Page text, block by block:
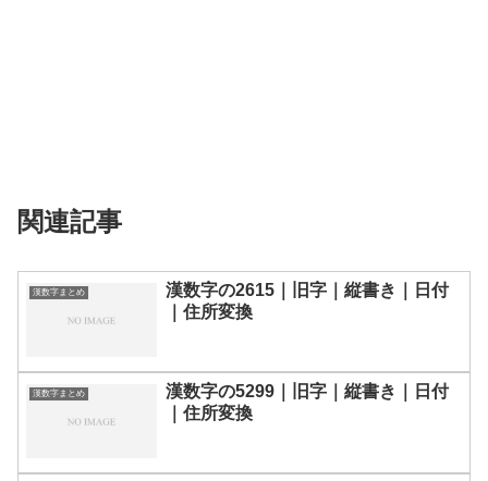
関連記事
漢数字まとめ
漢数字の2615｜旧字｜縦書き｜日付
｜住所変換
漢数字まとめ
漢数字の5299｜旧字｜縦書き｜日付
｜住所変換